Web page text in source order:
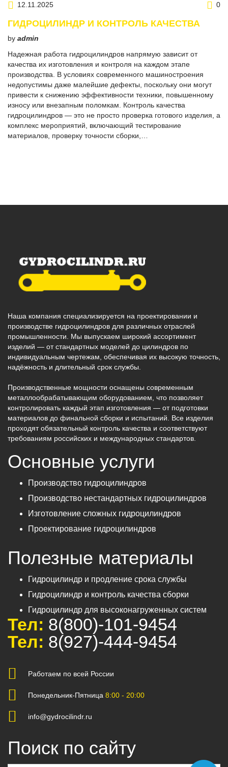
12.11.2025 0
ГИДРОЦИЛИНДР И КОНТРОЛЬ КАЧЕСТВА
by admin
Надежная работа гидроцилиндров напрямую зависит от
качества их изготовления и контроля на каждом этапе
производства. В условиях современного машиностроения
недопустимы даже малейшие дефекты, поскольку они могут
привести к снижению эффективности техники, повышенному
износу или внезапным поломкам. Контроль качества
гидроцилиндров — это не просто проверка готового изделия, а
комплекс мероприятий, включающий тестирование
материалов, проверку точности сборки,…
Наша компания специализируется на проектировании и
производстве гидроцилиндров для различных отраслей
промышленности. Мы выпускаем широкий ассортимент
изделий — от стандартных моделей до цилиндров по
индивидуальным чертежам, обеспечивая их высокую точность,
надёжность и длительный срок службы.
Производственные мощности оснащены современным
металлообрабатывающим оборудованием, что позволяет
контролировать каждый этап изготовления — от подготовки
материалов до финальной сборки и испытаний. Все изделия
проходят обязательный контроль качества и соответствуют
требованиям российских и международных стандартов.
Основные услуги
Производство гидроцилиндров
Производство нестандартных гидроцилиндров
Изготовление сложных гидроцилиндров
Проектирование гидроцилиндров
Полезные материалы
Гидроцилиндр и продление срока службы
Гидроцилиндр и контроль качества сборки
Гидроцилиндр для высоконагруженных систем
Тел: 8(800)-101-9454
Тел: 8(927)-444-9454
Работаем по всей России
Понедельник-Пятница 8:00 - 20:00
info@gydrocilindr.ru
Поиск по сайту